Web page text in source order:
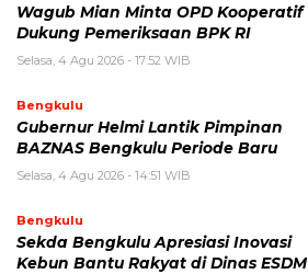
Wagub Mian Minta OPD Kooperatif
Dukung Pemeriksaan BPK RI
Selasa, 4 Agu 2026 - 17:52 WIB
Bengkulu
Gubernur Helmi Lantik Pimpinan
BAZNAS Bengkulu Periode Baru
Selasa, 4 Agu 2026 - 14:51 WIB
Bengkulu
Sekda Bengkulu Apresiasi Inovasi
Kebun Bantu Rakyat di Dinas ESDM